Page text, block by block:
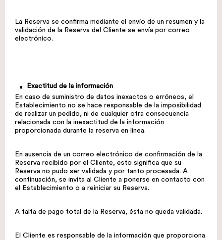
La Reserva se confirma mediante el envío de un resumen y la
validación de la Reserva del Cliente se envía por correo
electrónico.
Exactitud de la información
En caso de suministro de datos inexactos o erróneos, el
Establecimiento no se hace responsable de la imposibilidad
de realizar un pedido, ni de cualquier otra consecuencia
relacionada con la inexactitud de la información
proporcionada durante la reserva en línea.
En ausencia de un correo electrónico de confirmación de la
Reserva recibido por el Cliente, esto significa que su
Reserva no pudo ser validada y por tanto procesada. A
continuación, se invita al Cliente a ponerse en contacto con
el Establecimiento o a reiniciar su Reserva.
A falta de pago total de la Reserva, ésta no queda validada.
El Cliente es responsable de la información que proporciona